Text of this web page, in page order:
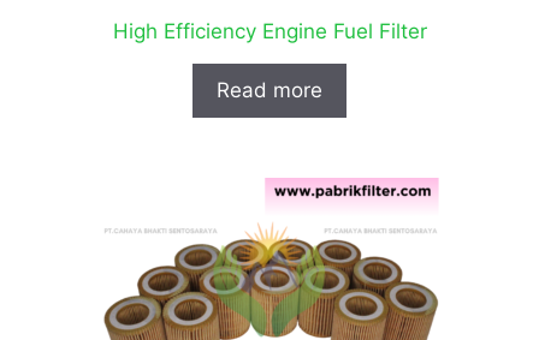
High Efficiency Engine Fuel Filter
Read more